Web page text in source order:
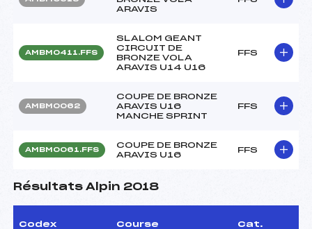
ARAVIS
AMBM0411.FFS
SLALOM GEANT
CIRCUIT DE
BRONZE VOLA
ARAVIS U14 U16
FFS
AMBM0062
COUPE DE BRONZE
ARAVIS U16
MANCHE SPRINT
FFS
AMBM0061.FFS
COUPE DE BRONZE
ARAVIS U16
FFS
Résultats Alpin 2018
Codex Course Cat.